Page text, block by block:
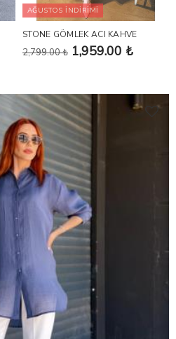
AĞUSTOS İNDİRİMİ
STONE GÖMLEK ACI KAHVE
2,799.00 ₺ 1,959.00 ₺